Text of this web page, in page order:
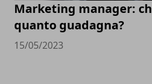
Marketing manager:
quanto guadagna?
15/05/2023